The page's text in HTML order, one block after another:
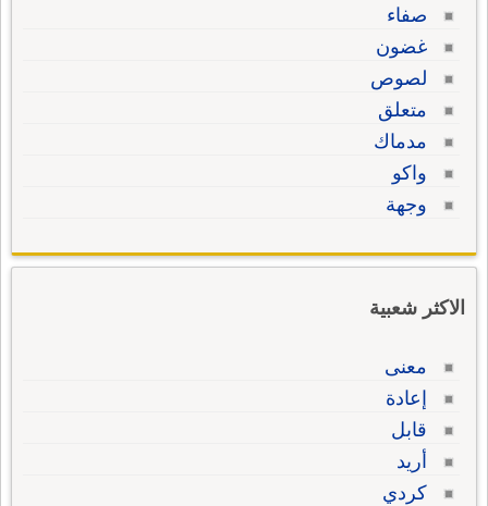
صفاء
غضون
لصوص
متعلق
مدماك
واكو
وجهة
الاكثر شعبية
معنى
إعادة
قابل
أريد
كردي